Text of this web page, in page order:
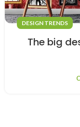
DESIGN TRENDS
The big